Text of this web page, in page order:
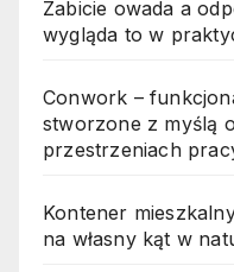
Zabicie owada a
wygląda to w
Conwork –
stworzone z myślą
przestrzeniach
Kontener
na własny kąt w